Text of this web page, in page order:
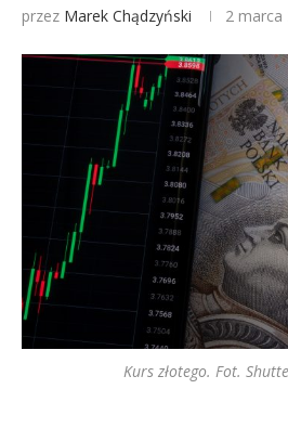
przez Marek Chądzyński 2 marca
Kurs złotego. Fot.